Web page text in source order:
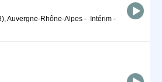
Auvergne-Rhône-Alpes - Intérim -